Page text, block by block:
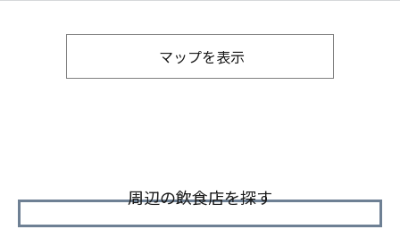
マップを表示
周辺の飲食店を探す